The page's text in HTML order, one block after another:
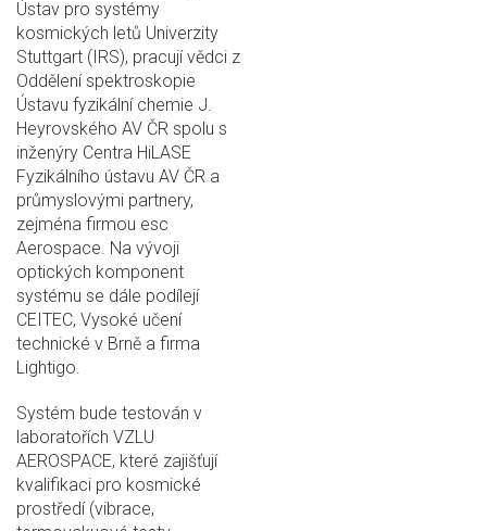
Ústav pro systémy
kosmických letů Univerzity
Stuttgart (IRS), pracují vědci z
Oddělení spektroskopie
Ústavu fyzikální chemie J.
Heyrovského AV ČR spolu s
inženýry Centra HiLASE
Fyzikálního ústavu AV ČR a
průmyslovými partnery,
zejména firmou esc
Aerospace. Na vývoji
optických komponent
systému se dále podílejí
CEITEC, Vysoké učení
technické v Brně a firma
Lightigo.
Systém bude testován v
laboratořích VZLU
AEROSPACE, které zajišťují
kvalifikaci pro kosmické
prostředí (vibrace,